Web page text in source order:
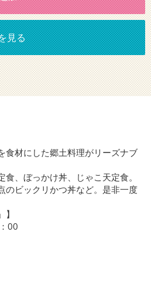
食材にした郷土料理がリーズナブ
、ぼっかけ丼、じゃこ天定食。
のビックリかつ丼など。是非一度
00